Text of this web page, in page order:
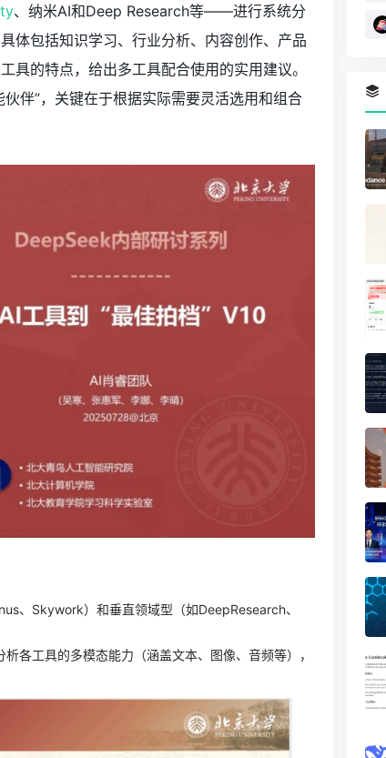
、纳米AI和Deep Research等——进行系统分
体包括知识学习、行业分析、内容创作、产品
具的特点，给出多工具配合使用的实用建议。
伴”，关键在于根据实际需要灵活选用和组合
、Skywork）和垂直领域型（如DeepResearch、
各工具的多模态能力（涵盖文本、图像、音频等），